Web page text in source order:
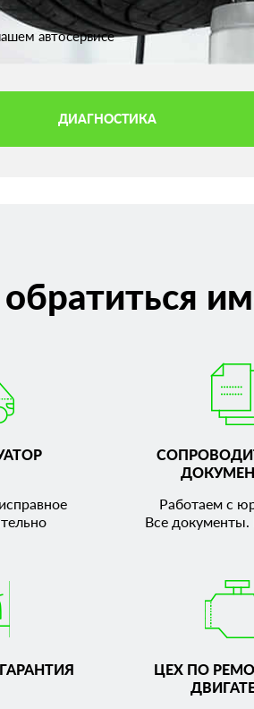
автосервисе
ДИАГНОСТИКА
Работаем с
Все
ЦЕХ ПО